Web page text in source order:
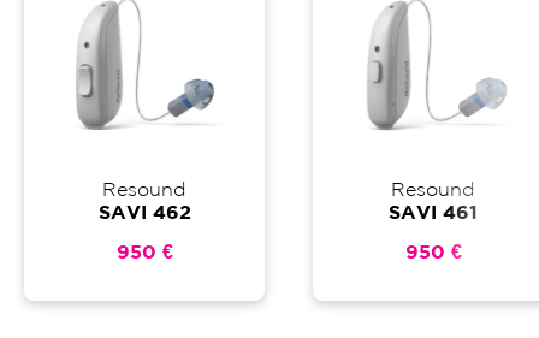
Resound
SAVI 462
950 €
Resound
SAVI 461
950 €